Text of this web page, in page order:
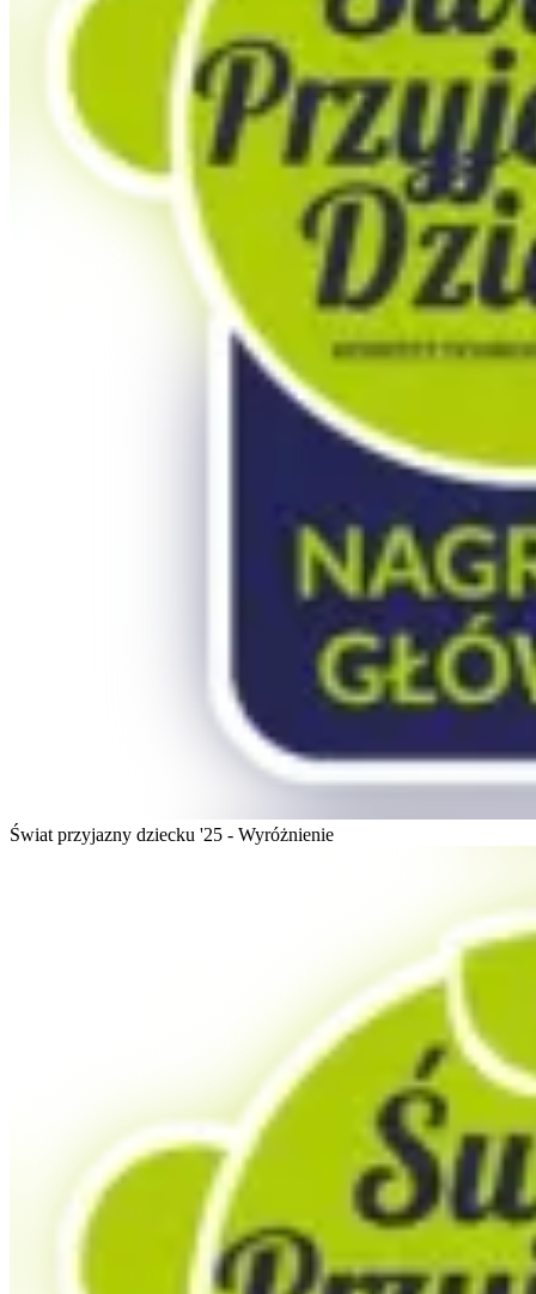
Świat przyjazny dziecku '25 - Wyróżnienie